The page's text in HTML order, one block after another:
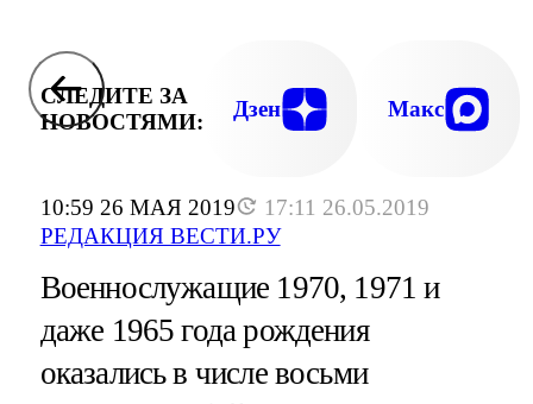
10:59 26 МАЯ 2019
17:11 26.05.2019
РЕДАКЦИЯ ВЕСТИ.РУ
СЛЕДИТЕ ЗА
НОВОСТЯМИ:
Дзен Макс
Военнослужащие 1970, 1971 и
даже 1965 года рождения
оказались в числе восьми